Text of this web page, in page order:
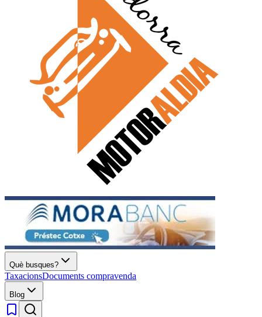
Què busques?
TaxacionsDocuments compravenda
Blog